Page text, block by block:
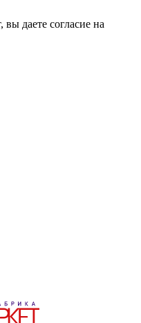
даете согласие на